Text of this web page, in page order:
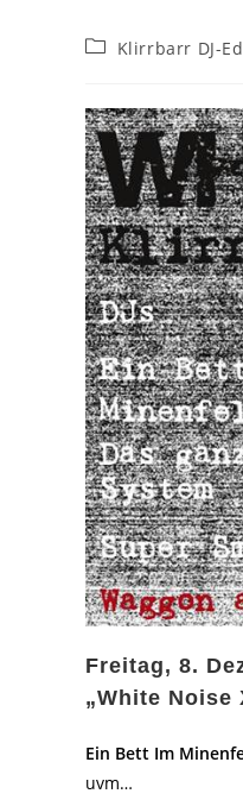
Beitrags-
Klirrbarr DJ-
Freitag, 8.
„White Noise
Ein Bett Im
uvm…